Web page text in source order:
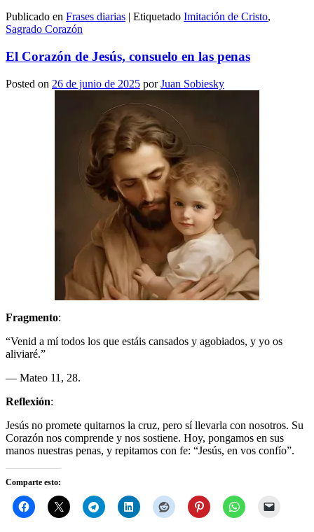
Publicado en Frases diarias | Etiquetado Imitación de Cristo,
Sagrado Corazón
El Corazón de Jesús, consuelo en las penas
Posted on 26 de junio de 2025 porJuan Sobiesky
Fragmento:
“Venid a mí todos los que estáis cansados y agobiados, y yo os
aliviaré.”
— Mateo 11, 28.
Reflexión:
Jesús no promete quitarnos la cruz, pero sí llevarla con nosotros. Su
Corazón nos comprende y nos sostiene. Hoy, pongamos en sus
manos nuestras penas, y repitamos con fe: “Jesús, en vos confío”.
Comparte esto: